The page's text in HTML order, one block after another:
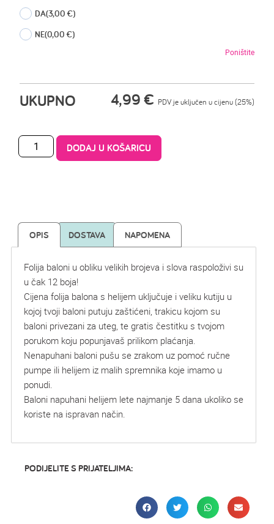
DA(3,00 €)
NE(0,00 €)
Poništite
UKUPNO 4,99€ PDV je uključen u cijenu (25%)
DODAJ U KOŠARICU
OPIS DOSTAVA NAPOMENA
Folija baloni u obliku velikih brojeva i slova raspoloživi su
u čak 12 boja!
Cijena folija balona s helijem uključuje i veliku kutiju u
kojoj tvoji baloni putuju zaštićeni, trakicu kojom su
baloni privezani za uteg, te gratis čestitku s tvojom
porukom koju popunjavaš prilikom plaćanja.
Nenapuhani baloni pušu se zrakom uz pomoć ručne
pumpe ili helijem iz malih spremnika koje imamo u
ponudi.
Baloni napuhani helijem lete najmanje 5 dana ukoliko se
koriste na ispravan način.
PODIJELITE S PRIJATELJIMA: